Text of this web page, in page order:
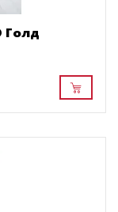
Голд